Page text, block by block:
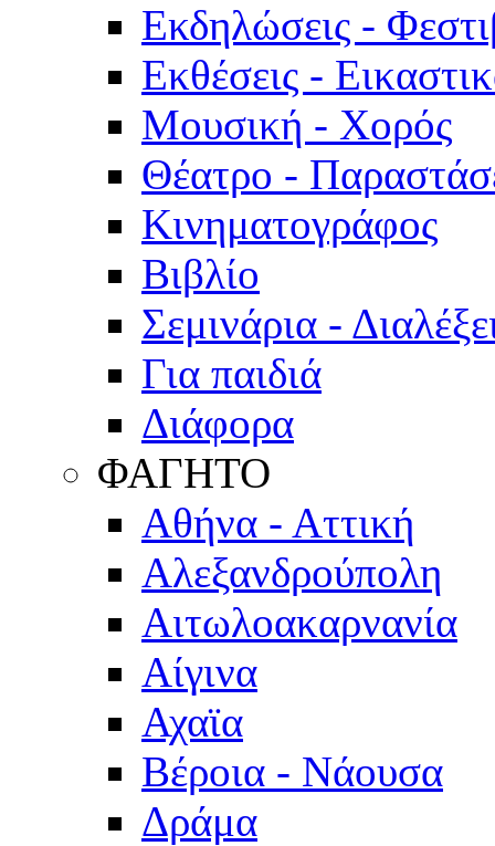
Εκδηλώσεις -
Εκθέσεις -
Μουσική - Χορός
Θέατρο -
Κινηματογράφος
Βιβλίο
Σεμινάρια -
Για παιδιά
Διάφορα
ΦΑΓΗΤΟ
Αθήνα - Αττική
Αλεξανδρούπολη
Αιτωλοακαρνανία
Αίγινα
Αχαϊα
Βέροια - Νάουσα
Δράμα